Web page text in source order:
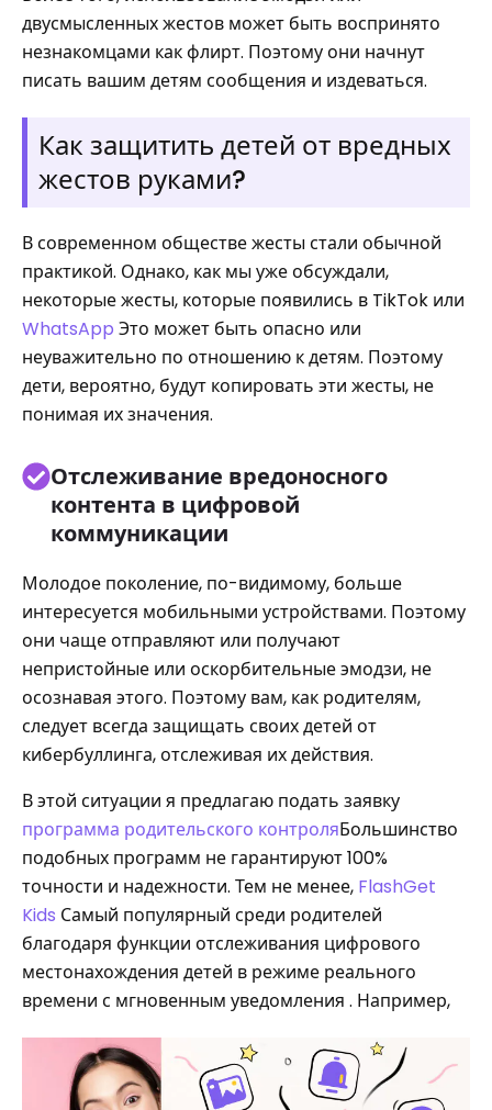
двусмысленных жестов может быть воспринято
незнакомцами как флирт. Поэтому они начнут
писать вашим детям сообщения и издеваться.
Как защитить детей от вредных
жестов руками?
В современном обществе жесты стали обычной
практикой. Однако, как мы уже обсуждали,
некоторые жесты, которые появились в TikTok или
WhatsApp Это может быть опасно или
неуважительно по отношению к детям. Поэтому
дети, вероятно, будут копировать эти жесты, не
понимая их значения.
Отслеживание вредоносного
контента в цифровой
коммуникации
Молодое поколение, по-видимому, больше
интересуется мобильными устройствами. Поэтому
они чаще отправляют или получают
непристойные или оскорбительные эмодзи, не
осознавая этого. Поэтому вам, как родителям,
следует всегда защищать своих детей от
кибербуллинга, отслеживая их действия.
В этой ситуации я предлагаю подать заявку
программа родительского контроляБольшинство
подобных программ не гарантируют 100%
точности и надежности. Тем не менее, FlashGet
Kids Самый популярный среди родителей
благодаря функции отслеживания цифрового
местонахождения детей в режиме реального
времени с мгновенным уведомления . Например,